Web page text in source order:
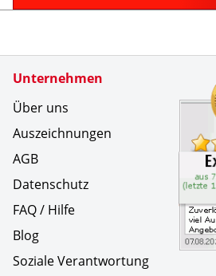
Unternehmen
Über uns
Auszeichnungen
AGB
Datenschutz
FAQ / Hilfe
Blog
Soziale Verantwortung